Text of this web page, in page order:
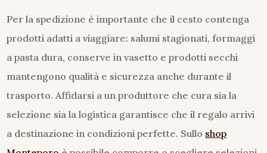
Per la spedizione è importante che il cesto contenga
prodotti adatti a viaggiare: salumi stagionati, formaggi
a pasta dura, conserve in vasetto e prodotti secchi
mantengono qualità e sicurezza anche durante il
trasporto. Affidarsi a un produttore che cura sia la
selezione sia la logistica garantisce che il regalo arrivi
a destinazione in condizioni perfette. Sullo shop